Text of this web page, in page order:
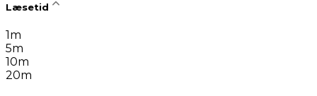
Læsetid
1m
5m
10m
20m